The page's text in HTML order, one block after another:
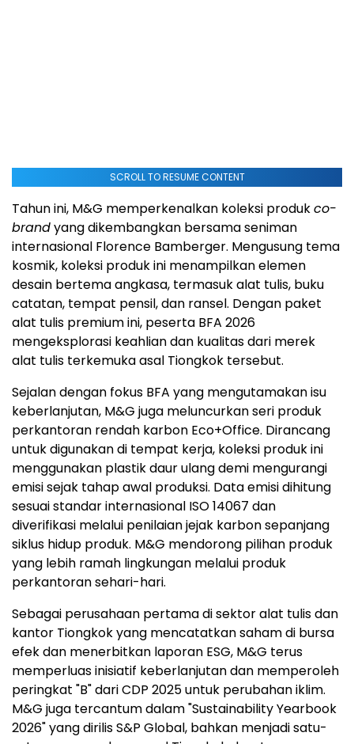
SCROLL TO RESUME CONTENT
Tahun ini, M&G memperkenalkan koleksi produkco-
brandyang dikembangkan bersama seniman
internasional Florence Bamberger. Mengusung tema
kosmik, koleksi produk ini menampilkan elemen
desain bertema angkasa, termasuk alat tulis, buku
catatan, tempat pensil, dan ransel. Dengan paket
alat tulis premium ini, peserta BFA 2026
mengeksplorasi keahlian dan kualitas dari merek
alat tulis terkemuka asal Tiongkok tersebut.
Sejalan dengan fokus BFA yang mengutamakan isu
keberlanjutan, M&G juga meluncurkan seri produk
perkantoran rendah karbon Eco+Office. Dirancang
untuk digunakan di tempat kerja, koleksi produk ini
menggunakan plastik daur ulang demi mengurangi
emisi sejak tahap awal produksi. Data emisi dihitung
sesuai standar internasional ISO 14067 dan
diverifikasi melalui penilaian jejak karbon sepanjang
siklus hidup produk. M&G mendorong pilihan produk
yang lebih ramah lingkungan melalui produk
perkantoran sehari-hari.
Sebagai perusahaan pertama di sektor alat tulis dan
kantor Tiongkok yang mencatatkan saham di bursa
efek dan menerbitkan laporan ESG, M&G terus
memperluas inisiatif keberlanjutan dan memperoleh
peringkat "B" dari CDP 2025 untuk perubahan iklim.
M&G juga tercantum dalam "Sustainability Yearbook
2026" yang dirilis S&P Global, bahkan menjadi satu-